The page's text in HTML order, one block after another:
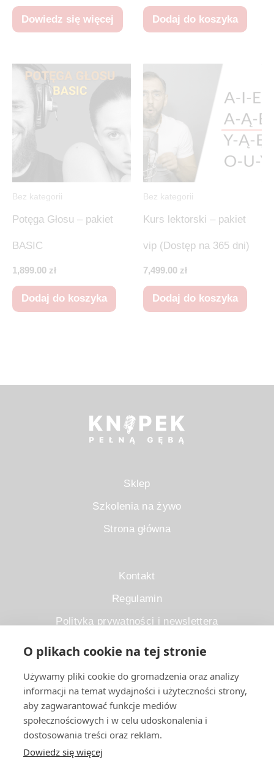
O plikach cookie na tej stronie
Używamy pliki cookie do gromadzenia oraz analizy
informacji na temat wydajności i użyteczności strony,
aby zagwarantować funkcje mediów
społecznościowych i w celu udoskonalenia i
dostosowania treści oraz reklam.
Dowiedz się więcej
Dowiedz się więcej Dodaj do koszyka
Bez kategorii
Potęga Głosu – pakiet
BASIC
1,899.00 zł
Dodaj do koszyka
Bez kategorii
Kurs lektorski – pakiet
vip (Dostęp na 365 dni)
7,499.00 zł
Dodaj do koszyka
Sklep
Szkolenia na żywo
Strona główna
Kontakt
Regulamin
Polityka prywatności i newslettera
biuro@knopekpelnageba.pl
5322102306